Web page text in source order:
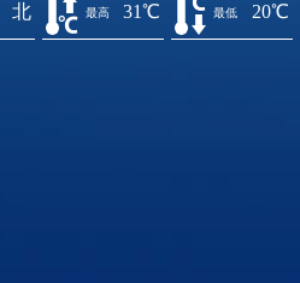
北 最高 31℃ 最低 20℃